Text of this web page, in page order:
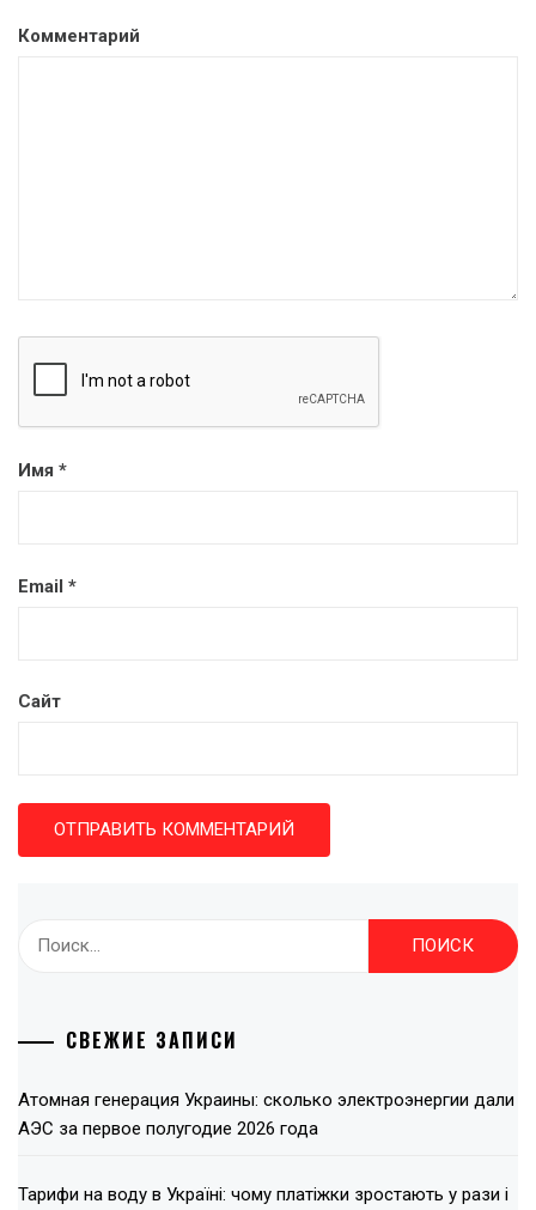
Комментарий
Имя *
Email *
Сайт
Найти:
СВЕЖИЕ ЗАПИСИ
Атомная генерация Украины: сколько электроэнергии дали
АЭС за первое полугодие 2026 года
Тарифи на воду в Україні: чому платіжки зростають у рази і